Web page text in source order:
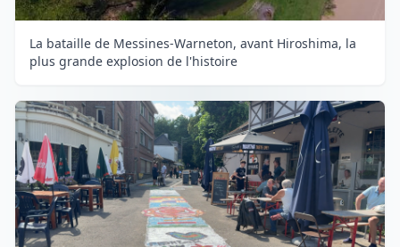
La bataille de Messines-Warneton, avant Hiroshima, la
plus grande explosion de l'histoire